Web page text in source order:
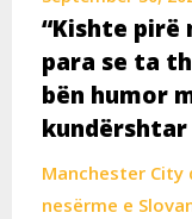
“Kishte pirë
para se ta
bën humor
kundërshtar
Manchester
nesërme e